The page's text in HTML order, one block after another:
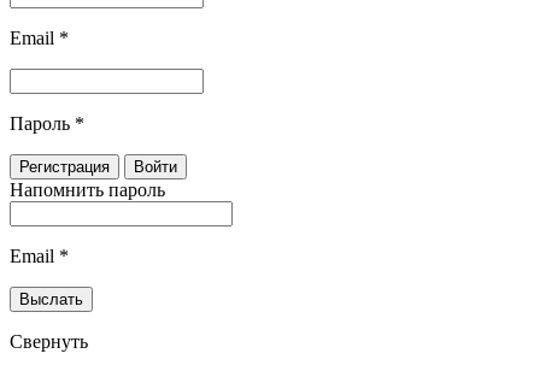
Email *
Пароль *
Напомнить пароль
Email *
Свернуть